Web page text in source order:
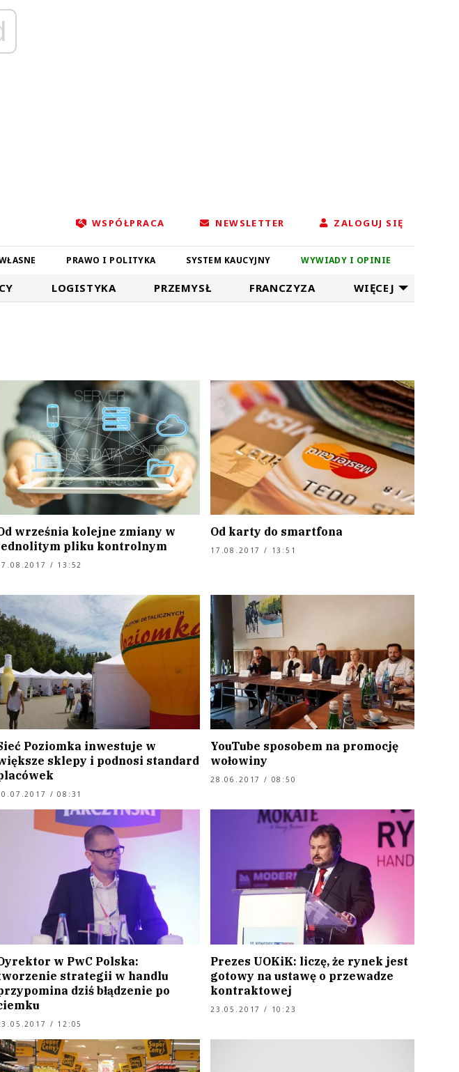
WSPÓŁPRACA NEWSLETTER ZALOGUJ SIĘ
PRAWO I POLITYKA SYSTEM KAUCYJNY WYWIADY I OPINIE
LOGISTYKA PRZEMYSŁ FRANCZYZA WIĘCEJ
września kolejne zmiany w
pliku kontrolnym
/ 13:52
Od karty do smartfona
17.08.2017 / 13:51
Poziomka inwestuje w
sklepy i podnosi standard
/ 08:31
YouTube sposobem na promocję
wołowiny
28.06.2017 / 08:50
w PwC Polska:
strategii w handlu
dziś błądzenie po
/ 12:05
Prezes UOKiK: liczę, że rynek jest
gotowy na ustawę o przewadze
kontraktowej
23.05.2017 / 10:23